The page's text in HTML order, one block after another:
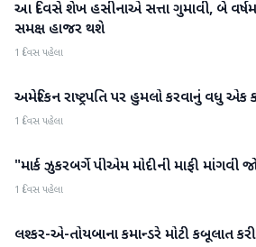
આંતરરાષ્ટ્રીય
આ દિવસે શેખ હસીનાએ સત્તા ગુમાવી, બે
સમક્ષ હાજર થશે
1 દિવસ પહેલા
આંતરરાષ્ટ્રીય
અમેરિકન રાષ્ટ્રપતિ પર હુમલો કરવાનું વધુ એક
1 દિવસ પહેલા
આંતરરાષ્ટ્રીય
"માર્ક ઝુકરબર્ગે પીએમ મોદીની માફી
1 દિવસ પહેલા
આંતરરાષ્ટ્રીય
લશ્કર-એ-તોયબાના કમાન્ડરે મોટી કબૂલાત કરી